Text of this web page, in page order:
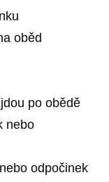
oběd
po obědě
nebo
odpočinek